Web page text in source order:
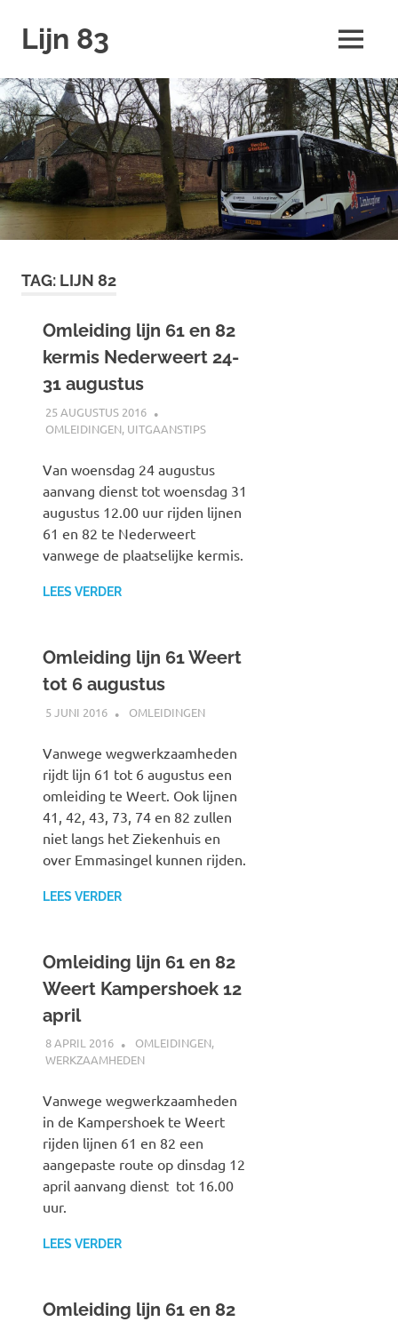
naar
inhoud
Lijn 83 MENU
TAG: LIJN 82
Omleiding lijn 61 en 82
kermis Nederweert 24-
31 augustus
25 AUGUSTUS 2016
OMLEIDINGEN, UITGAANSTIPS
Van woensdag 24 augustus
aanvang dienst tot woensdag 31
augustus 12.00 uur rijden lijnen
61 en 82 te Nederweert
vanwege de plaatselijke kermis.
LEES VERDER
Omleiding lijn 61 Weert
tot 6 augustus
5 JUNI 2016 JOHAN
OMLEIDINGEN
Vanwege wegwerkzaamheden
rijdt lijn 61 tot 6 augustus een
omleiding te Weert. Ook lijnen
41, 42, 43, 73, 74 en 82 zullen
niet langs het Ziekenhuis en
over Emmasingel kunnen rijden.
LEES VERDER
Omleiding lijn 61 en 82
Weert Kampershoek 12
april
8 APRIL 2016 JOHAN
OMLEIDINGEN,
WERKZAAMHEDEN
Vanwege wegwerkzaamheden
in de Kampershoek te Weert
rijden lijnen 61 en 82 een
aangepaste route op dinsdag 12
april aanvang dienst tot 16.00
uur.
LEES VERDER
Omleiding lijn 61 en 82